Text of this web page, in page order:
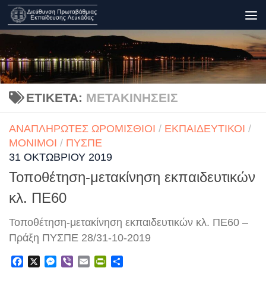
Skip to content
ΕΤΙΚΈΤΑ: ΜΕΤΑΚΙΝΉΣΕΙΣ
ΑΝΑΠΛΗΡΩΤΈΣ ΩΡΟΜΊΣΘΙΟΙ / ΕΚΠΑΙΔΕΥΤΙΚΟΊ /
ΜΌΝΙΜΟΙ / ΠΥΣΠΕ
31 ΟΚΤΩΒΡΊΟΥ 2019
Τοποθέτηση-μετακίνηση εκπαιδευτικών
κλ. ΠΕ60
Τοποθέτηση-μετακίνηση εκπαιδευτικών κλ. ΠΕ60 –
Πράξη ΠΥΣΠΕ 28/31-10-2019
FacebookMessenger
Viber EmailPrintFriendly